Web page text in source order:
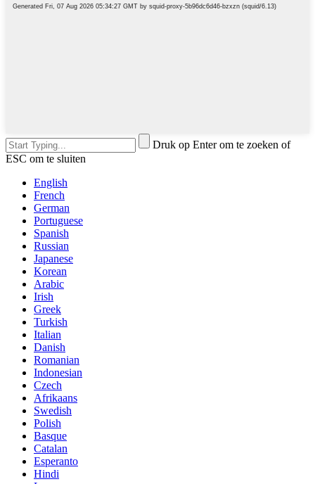
Druk op Enter om te zoeken of
ESC om te sluiten
English
French
German
Portuguese
Spanish
Russian
Japanese
Korean
Arabic
Irish
Greek
Turkish
Italian
Danish
Romanian
Indonesian
Czech
Afrikaans
Swedish
Polish
Basque
Catalan
Esperanto
Hindi